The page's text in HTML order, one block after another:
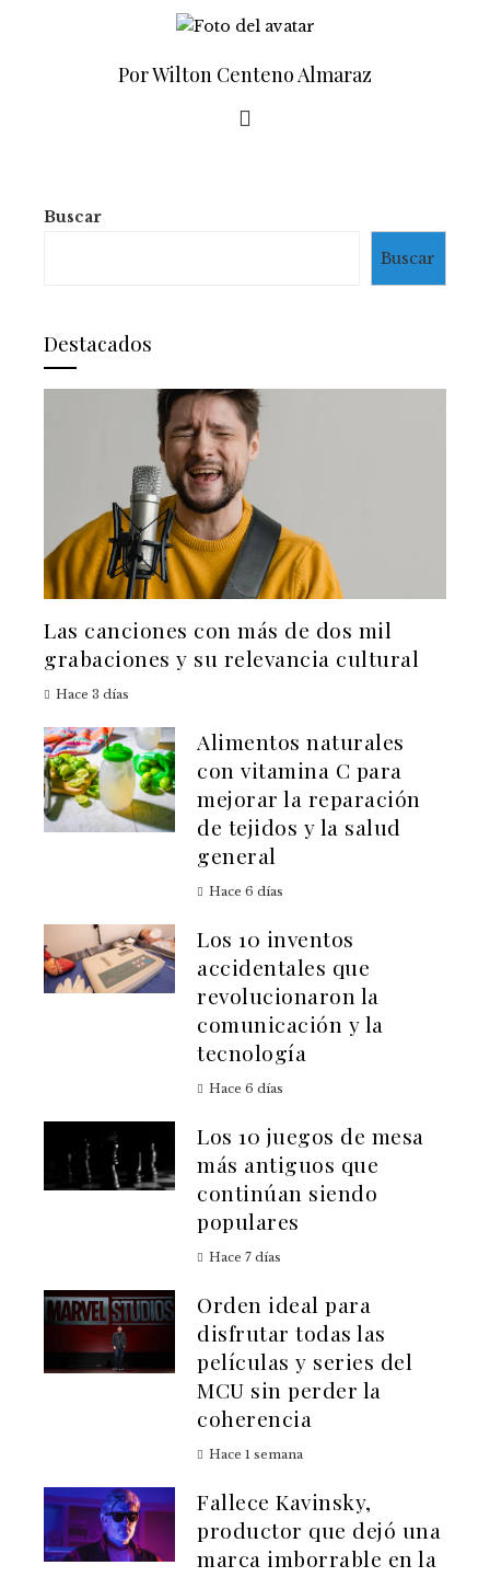
Por Wilton Centeno Almaraz
Buscar
Buscar
Destacados
Las canciones con más de dos mil
grabaciones y su relevancia cultural
Hace 3 días
Alimentos naturales
con vitamina C para
mejorar la reparación
de tejidos y la salud
general
Hace 6 días
Los 10 inventos
accidentales que
revolucionaron la
comunicación y la
tecnología
Hace 6 días
Los 10 juegos de mesa
más antiguos que
continúan siendo
populares
Hace 7 días
Orden ideal para
disfrutar todas las
películas y series del
MCU sin perder la
coherencia
Hace 1 semana
Fallece Kavinsky,
productor que dejó una
marca imborrable en la